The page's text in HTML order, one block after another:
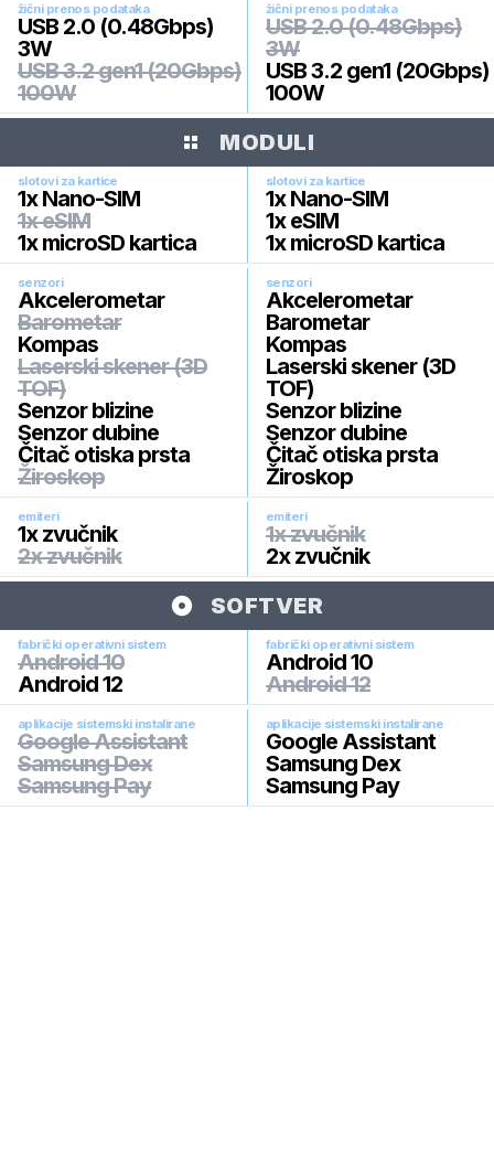
žični prenos podataka
USB 2.0 (0.48Gbps)
3W
USB 3.2 gen1 (20Gbps)
100W
žični prenos podataka
USB 2.0 (0.48Gbps)
3W
USB 3.2 gen1 (20Gbps)
100W
MODULI
slotovi za kartice
1x Nano-SIM
1x eSIM
1x microSD kartica
slotovi za kartice
1x Nano-SIM
1x eSIM
1x microSD kartica
senzori
Akcelerometar
Barometar
Kompas
Laserski skener (3D
TOF)
Senzor blizine
Senzor dubine
Čitač otiska prsta
Žiroskop
senzori
Akcelerometar
Barometar
Kompas
Laserski skener (3D
TOF)
Senzor blizine
Senzor dubine
Čitač otiska prsta
Žiroskop
emiteri
1x zvučnik
2x zvučnik
emiteri
1x zvučnik
2x zvučnik
SOFTVER
fabrički operativni sistem
Android 10
Android 12
fabrički operativni sistem
Android 10
Android 12
aplikacije sistemski instalirane
Google Assistant
Samsung Dex
Samsung Pay
aplikacije sistemski instalirane
Google Assistant
Samsung Dex
Samsung Pay